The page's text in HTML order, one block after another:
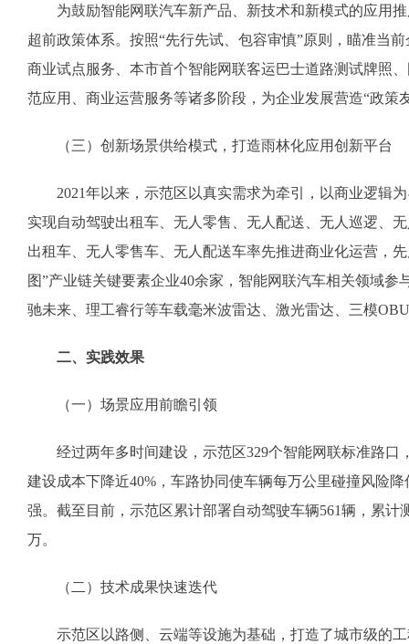
为鼓励智能网联汽车新产品、新技术和新模式的应用推
超前政策体系。按照“先行先试、包容审慎”原则，瞄准当
商业试点服务、本市首个智能网联客运巴士道路测试牌照
范应用、商业运营服务等诸多阶段，为企业发展营造“政策
（三）创新场景供给模式，打造雨林化应用创新平台
2021年以来，示范区以真实需求为牵引，以商业逻辑为
实现自动驾驶出租车、无人零售、无人配送、无人巡逻、
出租车、无人零售车、无人配送车率先推进商业化运营，
图”产业链关键要素企业40余家，智能网联汽车相关领域
驰未来、理工睿行等车载毫米波雷达、激光雷达、三模
二、实践效果
（一）场景应用前瞻引领
经过两年多时间建设，示范区329个智能网联标准路口
建设成本下降近40%，车路协同使车辆每万公里碰撞风险
强。截至目前，示范区累计部署自动驾驶车辆561辆，累
万。
（二）技术成果快速迭代
示范区以路侧、云端等设施为基础，打造了城市级的工